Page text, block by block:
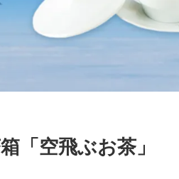
「空飛ぶお茶」